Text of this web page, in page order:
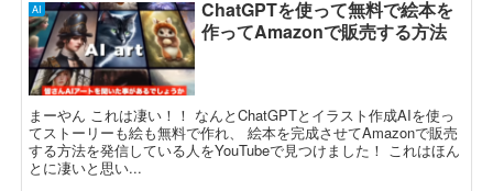
AI
ChatGPTを使って無料で絵本を
作ってAmazonで販売する方法
まーやん これは凄い！！ なんとChatGPTとイラスト作成AIを使っ
てストーリーも絵も無料で作れ、 絵本を完成させてAmazonで販売
する方法を発信している人をYouTubeで見つけました！ これはほん
とに凄いと思い...